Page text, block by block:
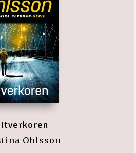
Ohlsson